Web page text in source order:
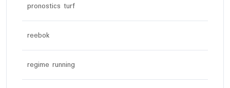
pronostics turf
reebok
regime running